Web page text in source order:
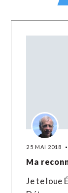
25 MAI 2018
Ma
Je te loue